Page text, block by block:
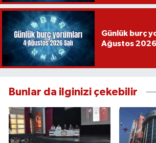
Günlük burç
Ağustos 2026
Bunlar da ilginizi çekebilir